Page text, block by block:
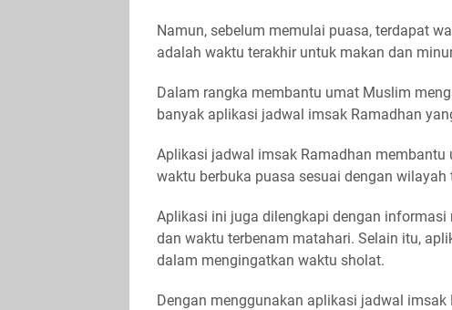
Namun, sebelum memulai puasa, terdapat
adalah waktu terakhir untuk makan dan
Dalam rangka membantu umat Muslim
banyak aplikasi jadwal imsak Ramadhan
Aplikasi jadwal imsak Ramadhan
waktu berbuka puasa sesuai dengan
Aplikasi ini juga dilengkapi dengan
dan waktu terbenam matahari. Selain itu,
dalam mengingatkan waktu sholat.
Dengan menggunakan aplikasi jadwal